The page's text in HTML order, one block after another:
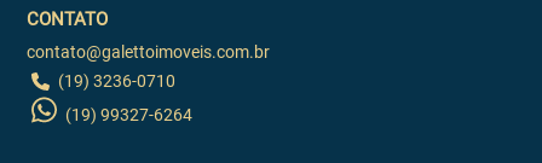
CONTATO
contato@galettoimoveis.com.br
(19) 3236-0710
(19) 99327-6264